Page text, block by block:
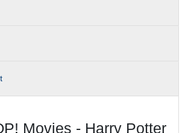
Movies - Harry Potter